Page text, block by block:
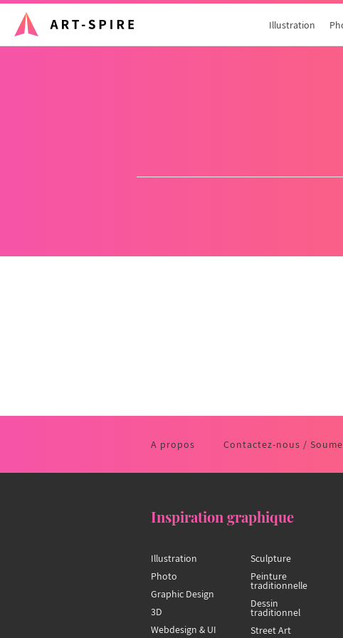
Illustration
A propos Contactez-nous /
Inspiration graphique
Illustration
Photo
Graphic Design
3D
Webdesign & UI
Sculpture
Peinture
traditionnelle
Dessin
traditionnel
Street Art